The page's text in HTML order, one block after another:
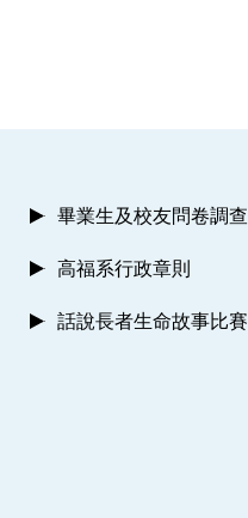
畢業生及校友問卷調查
高福系行政章則
話說長者生命故事比賽